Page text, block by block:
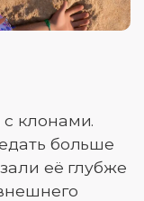
клонами.
больше
её глубже